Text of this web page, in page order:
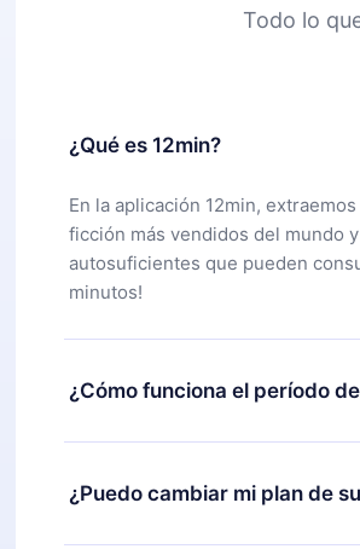
Todo lo
¿Qué es 12min?
En la aplicación 12min,
ficción más vendidos del mundo
autosuficientes que pueden
minutos!
¿Cómo funciona el período
Puedes descargar nuestra
alguna razón no estás
nuestro equipo de soporte (
¿Puedo cambiar mi plan de